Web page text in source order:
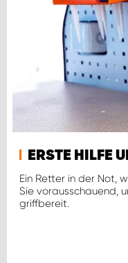
ERSTE HILFE
Ein Retter in der Not,
Sie vorausschauend,
griffbereit.